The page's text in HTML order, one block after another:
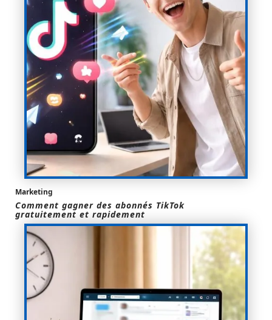
Marketing
Comment gagner des abonnés TikTok
gratuitement et rapidement